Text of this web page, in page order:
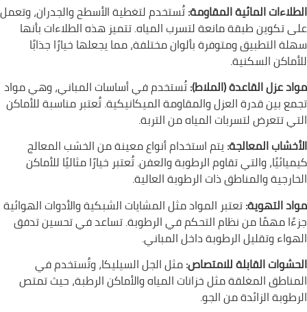
الطلاءات المائية المقاومة:تُستخدم لتغطية الأسطح والجدران، وتعمل
على تكوين طبقة مانعة لتسرب المياه. تتميز هذه الطلاءات بأنها
سهلة التطبيق ومتوفرة بألوان مختلفة، مما يجعلها خيارًا جذابًا
للأماكن السكنية.
مواد عزل القاعدة (الملاط):تُستخدم في أساسات المباني، وهي مواد
تجمع بين قدرة العزل والمقاومة الميكانيكية. تُعتبر مناسبة للأماكن
التي تتعرض لتسربات المياه من التربة.
الأخشاب المعالجة:يتم استخدام أنواع معينة من الخشب المعالج
كيميائيًا، والتي تقاوم الرطوبة والعفن. تُعتبر خيارًا مثاليًا للأماكن
الخارجية والمناطق ذات الرطوبة العالية.
مواد التهوية:تعتبر المواد مثل المشايات الشبكية والأدوات الهوائية
جزءًا مهمًا من نظام التحكم في الرطوبة. تساعد في تحسين تدفق
الهواء وتقليل الرطوبة داخل المباني.
الحشوات القابلة للامتصاص:مثل الجل السيليكا، وتُستخدم في
المناطق المغلقة مثل خزانات المياه والأماكن الرطبة، حيث تمتص
الرطوبة الزائدة من الجو.